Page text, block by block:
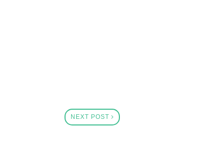
NEXT POST